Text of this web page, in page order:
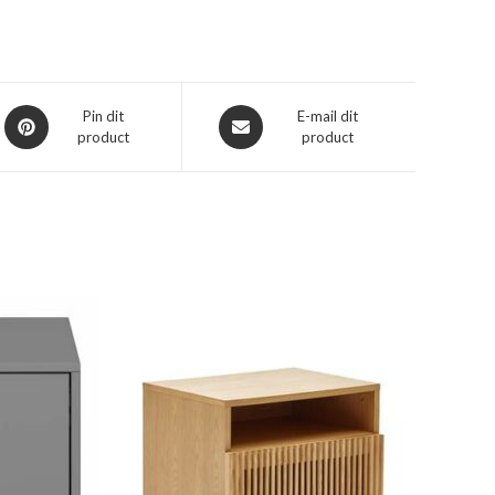
Opent
in
Pin dit
product
Opent
in
E-mail dit
product